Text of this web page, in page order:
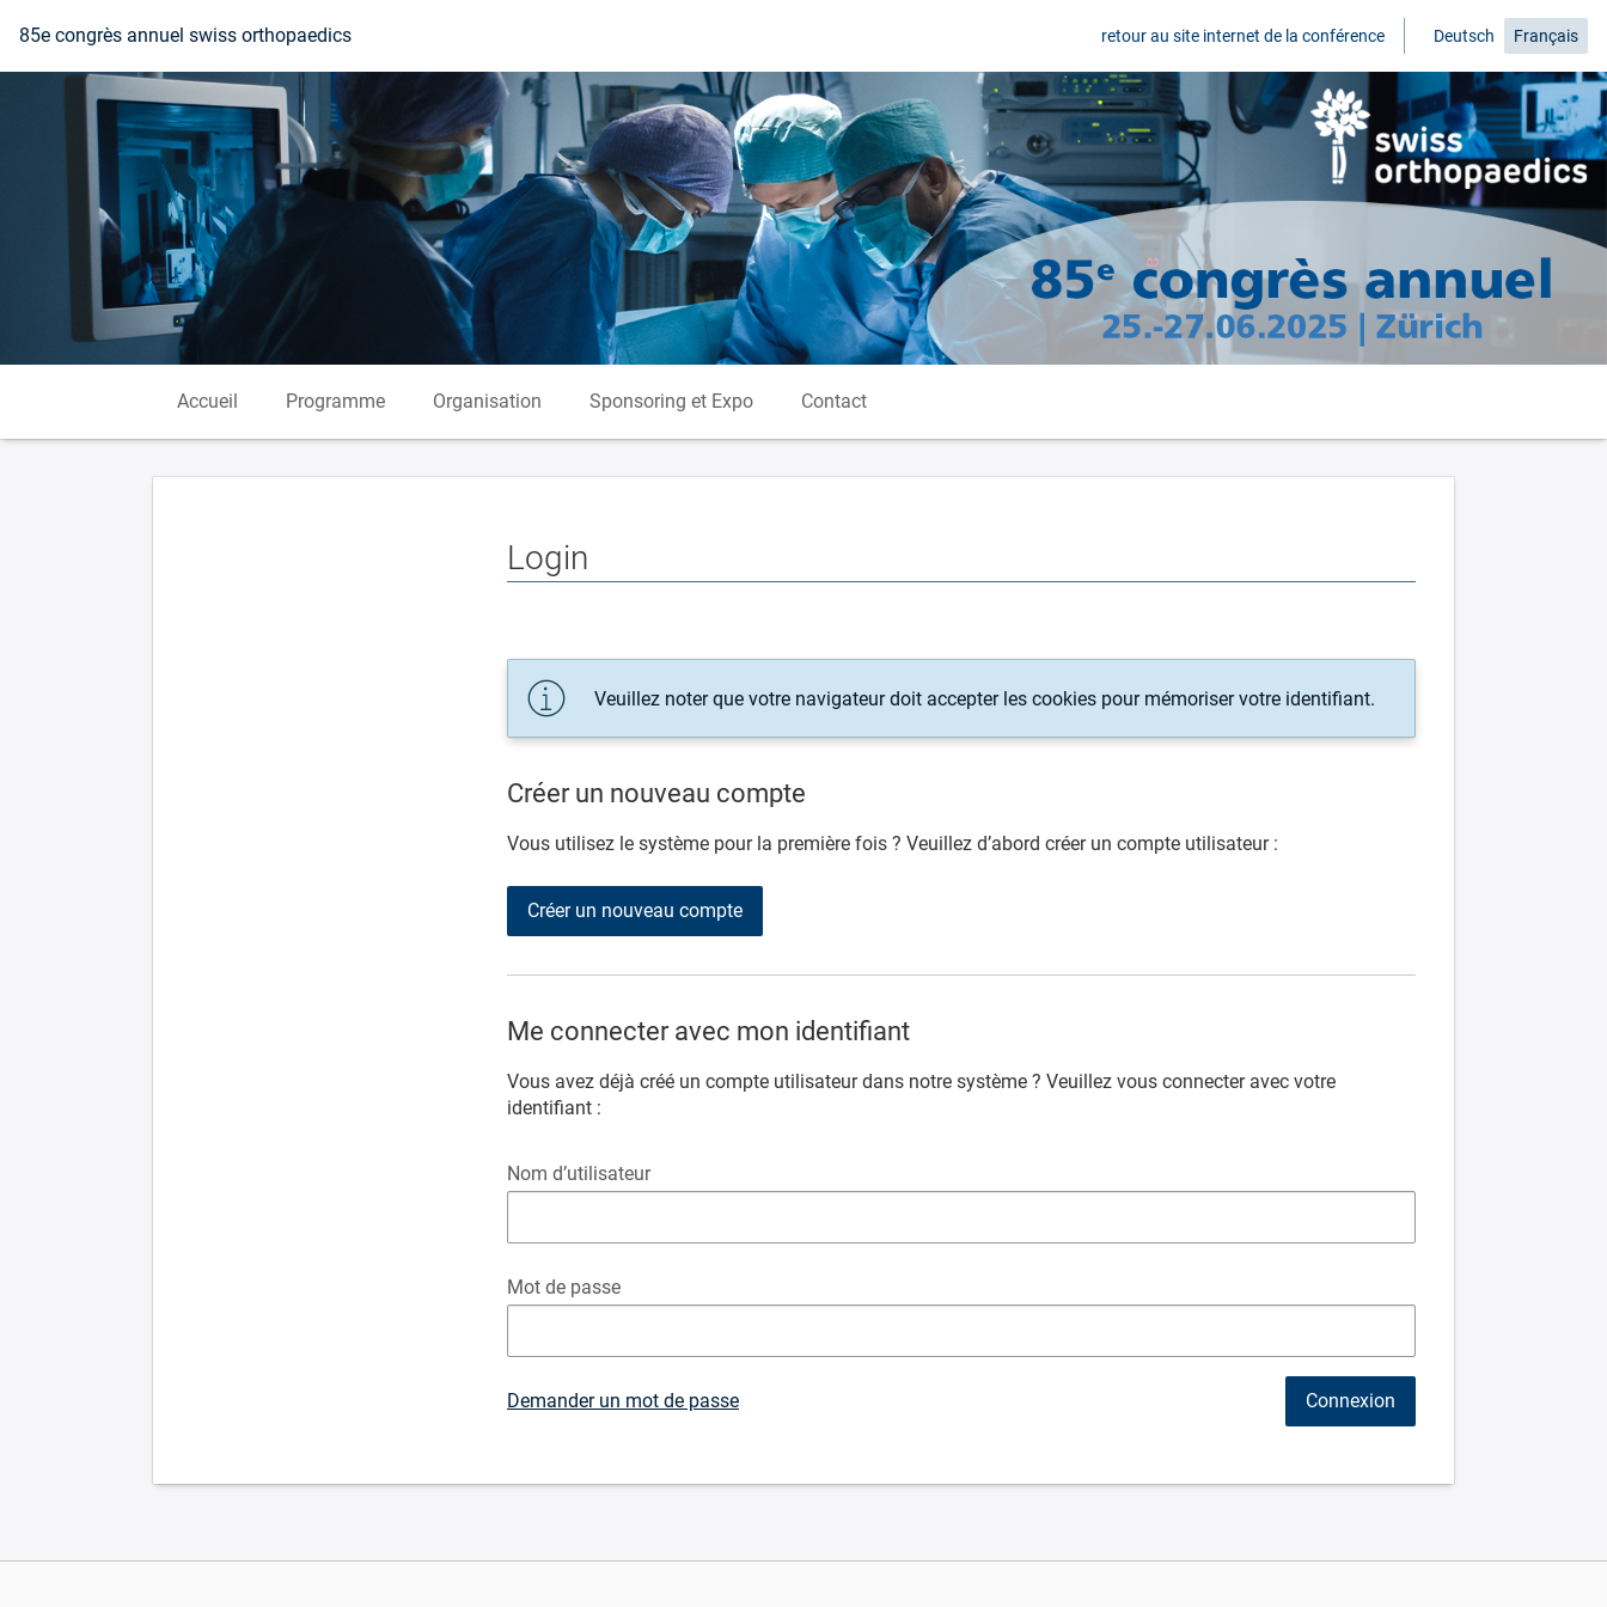
Vers la page d'accueil
85e congrès annuel swiss orthopaedics retour au site internet de la conférence Deutsch Français
Accueil Programme Organisation Sponsoring et Expo Contact
Login
Veuillez noter que votre navigateur doit accepter les cookies pour mémoriser votre identifiant.
Créer un nouveau compte
Vous utilisez le système pour la première fois ? Veuillez d’abord créer un compte utilisateur :
Créer un nouveau compte
Me connecter avec mon identifiant
Vous avez déjà créé un compte utilisateur dans notre système ? Veuillez vous connecter avec votre
identifiant :
Nom d’utilisateur
Mot de passe
Demander un mot de passe